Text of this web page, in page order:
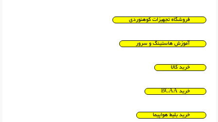
فروشگاه تجهیزات کوهنوردی
آموزش هاستینگ و سرور
خرید کالا
خرید BCAA
خرید بلیط هواپیما